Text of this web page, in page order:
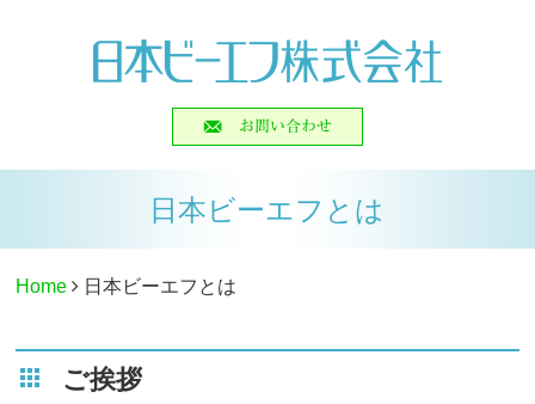
日本ビーエフとは
Home 日本ビーエフとは
ご挨拶